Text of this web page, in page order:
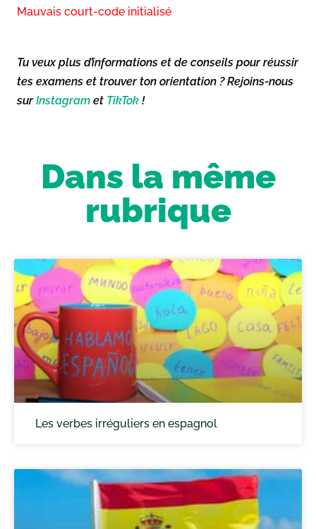
Mauvais court-code initialisé
Tu veux plus d’informations et de conseils pour réussir
tes examens et trouver ton orientation ? Rejoins-nous
surInstagram et TikTok !
Dans la même
rubrique
Les verbes irréguliers en espagnol